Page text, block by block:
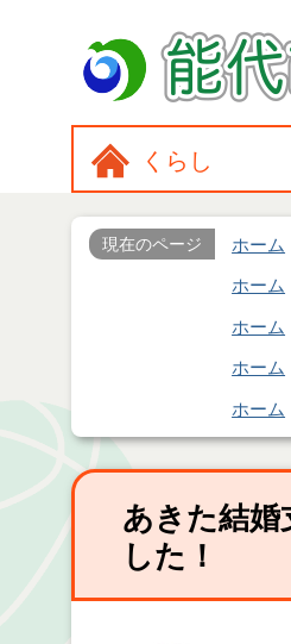
くらし
現在のページ ホーム
ホーム
ホーム
ホーム
ホーム
あきた結
した！